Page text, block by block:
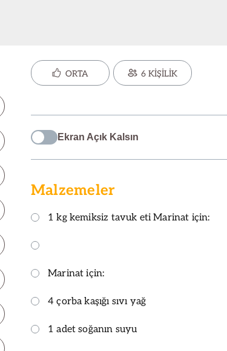
ORTA 6 KİŞİLİK
Ekran Açık Kalsın
Malzemeler
1 kg kemiksiz tavuk eti Marinat için:
Marinat için:
4 çorba kaşığı sıvı yağ
1 adet soğanın suyu